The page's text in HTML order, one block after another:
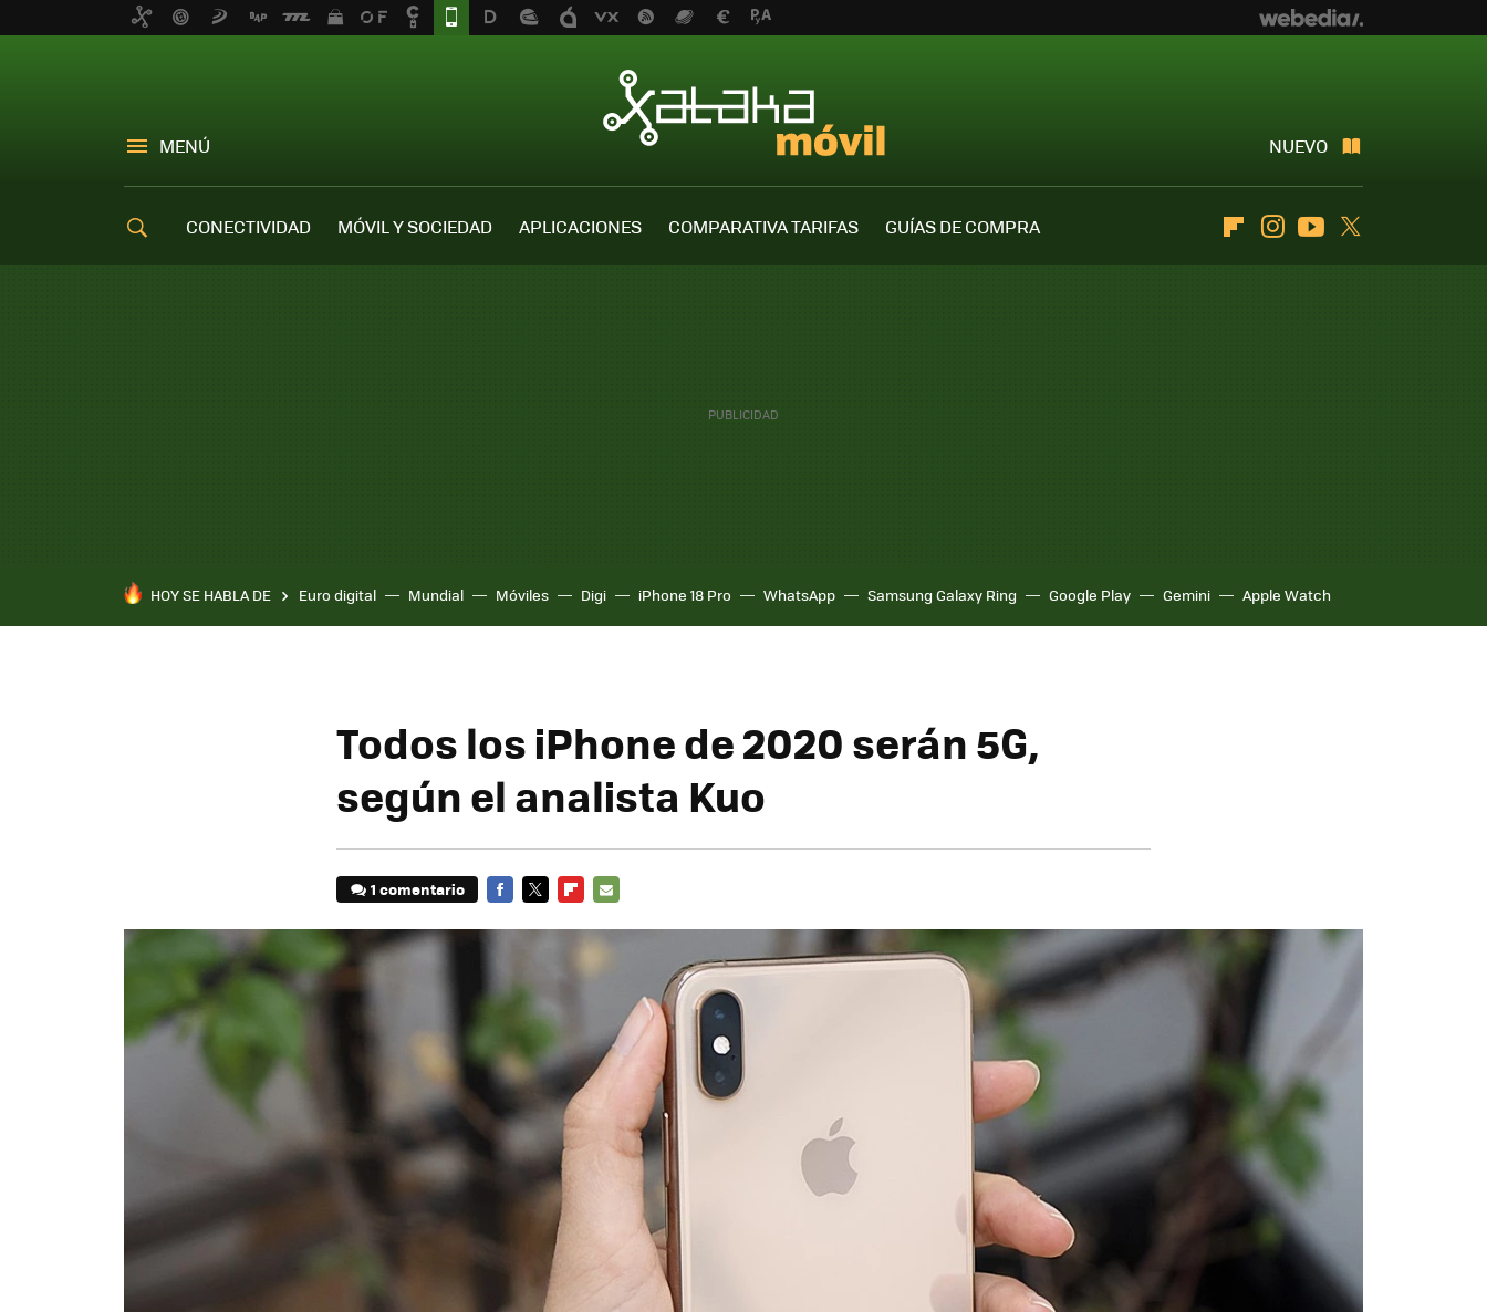
MENÚ NUEVO
CONECTIVIDAD MÓVIL Y SOCIEDAD APLICACIONES COMPARATIVA TARIFAS
GUÍAS DE COMPRA
FlipboardInstagramYoutube
HOY SE HABLA DE Euro digital Mundial Móviles Digi iPhone 18 Pro WhatsApp Samsung Galaxy Ring Google Play Gemini Apple Watch
Todos los iPhone de 2020 serán 5G,
según el analista Kuo
1 comentario
MAIL